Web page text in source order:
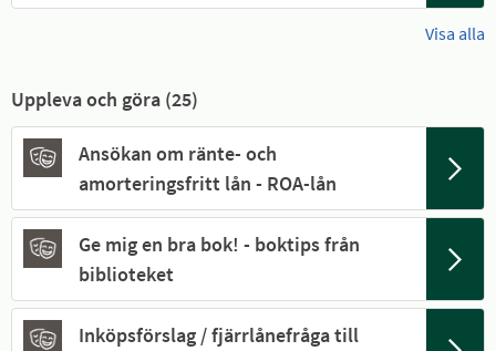
Visa alla
Uppleva och göra (25)
Ansökan om ränte- och
amorteringsfritt lån - ROA-lån
Ge mig en bra bok! - boktips från
biblioteket
Inköpsförslag / fjärrlånefråga till